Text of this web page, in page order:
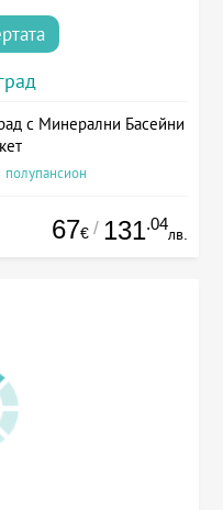
с Минерални Басейни
67€ / 131.04
лв.